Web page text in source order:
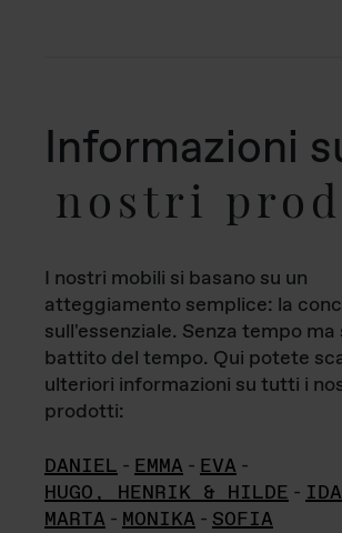
Informazioni
nostri
I nostri mobili si basano su un
atteggiamento semplice: la
sull'essenziale. Senza tempo
battito del tempo. Qui potete
ulteriori informazioni su tutti i
prodotti:
DANIEL - EMMA - EVA -
HUGO, HENRIK & HILDE - IDA
MARTA - MONIKA - SOFIA